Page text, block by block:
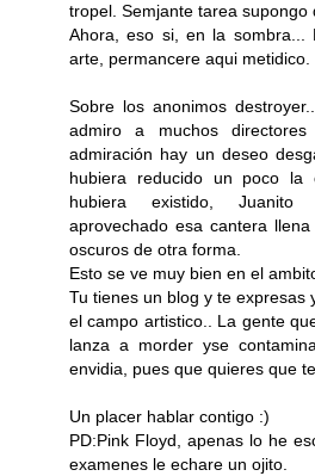
tropel. Semjante tarea supongo
Ahora, eso si, en la sombra...
arte, permancere aqui metidico.
Sobre los anonimos
admiro a muchos
admiración hay un deseo
hubiera reducido un poco
hubiera existido, Juanito
aprovechado esa cantera
oscuros de otra forma.
Esto se ve muy bien en el
Tu tienes un blog y te expresas
el campo artistico.. La gente
lanza a morder yse
envidia, pues que quieres que te
Un placer hablar contigo :)
PD:Pink Floyd, apenas lo he
examenes le echare un ojito.